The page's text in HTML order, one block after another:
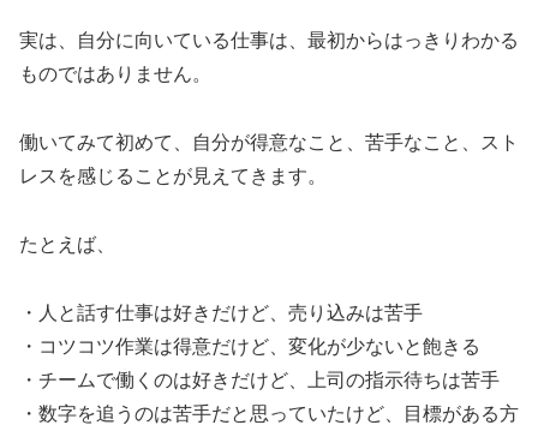
実は、自分に向いている仕事は、最初からはっきりわかる
ものではありません。
働いてみて初めて、自分が得意なこと、苦手なこと、スト
レスを感じることが見えてきます。
たとえば、
・人と話す仕事は好きだけど、売り込みは苦手
・コツコツ作業は得意だけど、変化が少ないと飽きる
・チームで働くのは好きだけど、上司の指示待ちは苦手
・数字を追うのは苦手だと思っていたけど、目標がある方